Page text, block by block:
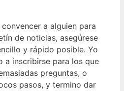
a alguien para
de noticias, asegúrese
y rápido posible. Yo
a inscribirse para los que
preguntas, o
pasos, y termino dar